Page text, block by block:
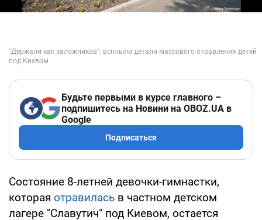
Будьте первыми в курсе главного –
подпишитесь на Новини на OBOZ.UA в
Google
Подписаться
Состояние 8-летней девочки-гимнастки,
которая отравилась в частном детском
лагере "Славутич" под Киевом, остается